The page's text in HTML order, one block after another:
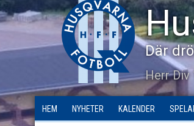
Där
Herr Div
HEM NYHETER KALENDER